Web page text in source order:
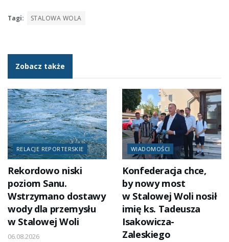
Tagi: STALOWA WOLA
Zobacz także
RELACJE REPORTERSKIE
Rekordowo niski
poziom Sanu.
Wstrzymano dostawy
wody dla przemysłu
w Stalowej Woli
06.08.2026
WIADOMOŚCI
Konfederacja chce,
by nowy most
w Stalowej Woli nosił
imię ks. Tadeusza
Isakowicza-
Zaleskiego